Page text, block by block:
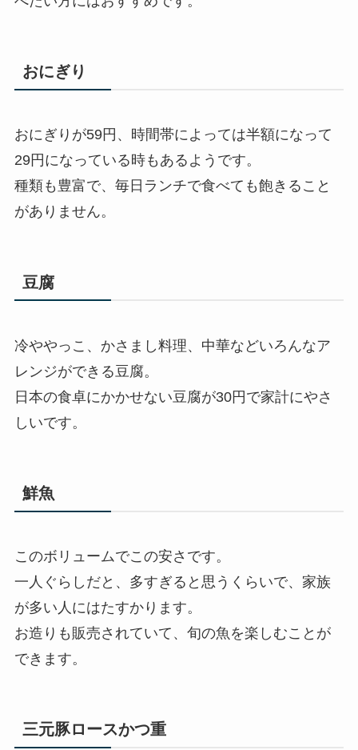
おにぎり
おにぎりが59円、時間帯によっては半額になって
29円になっている時もあるようです。
種類も豊富で、毎日ランチで食べても飽きること
がありません。
豆腐
冷ややっこ、かさまし料理、中華などいろんなア
レンジができる豆腐。
日本の食卓にかかせない豆腐が30円で家計にやさ
しいです。
鮮魚
このボリュームでこの安さです。
一人ぐらしだと、多すぎると思うくらいで、家族
が多い人にはたすかります。
お造りも販売されていて、旬の魚を楽しむことが
できます。
三元豚ロースかつ重